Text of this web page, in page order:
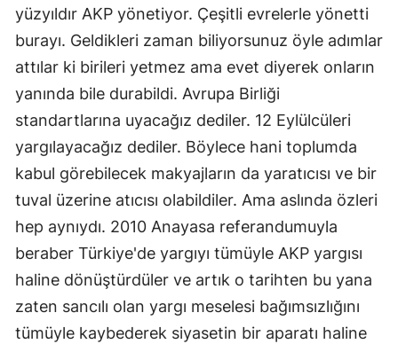
yüzyıldır AKP yönetiyor. Çeşitli evrelerle yönetti
burayı. Geldikleri zaman biliyorsunuz öyle adımlar
attılar ki birileri yetmez ama evet diyerek onların
yanında bile durabildi. Avrupa Birliği
standartlarına uyacağız dediler. 12 Eylülcüleri
yargılayacağız dediler. Böylece hani toplumda
kabul görebilecek makyajların da yaratıcısı ve bir
tuval üzerine atıcısı olabildiler. Ama aslında özleri
hep aynıydı. 2010 Anayasa referandumuyla
beraber Türkiye'de yargıyı tümüyle AKP yargısı
haline dönüştürdüler ve artık o tarihten bu yana
zaten sancılı olan yargı meselesi bağımsızlığını
tümüyle kaybederek siyasetin bir aparatı haline